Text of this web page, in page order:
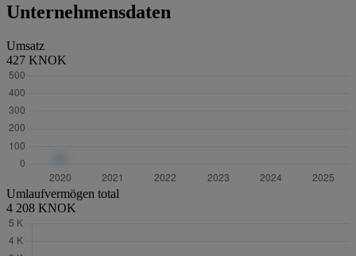
Unternehmensdaten
Umsatz
427 KNOK
Umlaufvermögen total
4 208 KNOK